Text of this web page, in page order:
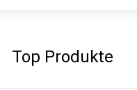
Top Produkte